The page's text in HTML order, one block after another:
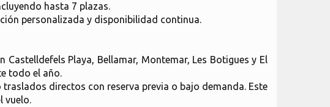
hasta 7 plazas.
personalizada y disponibilidad continua.
Playa, Bellamar, Montemar, Les Botigues y El
todo el año.
directos con reserva previa o bajo demanda. Este
vuelo.